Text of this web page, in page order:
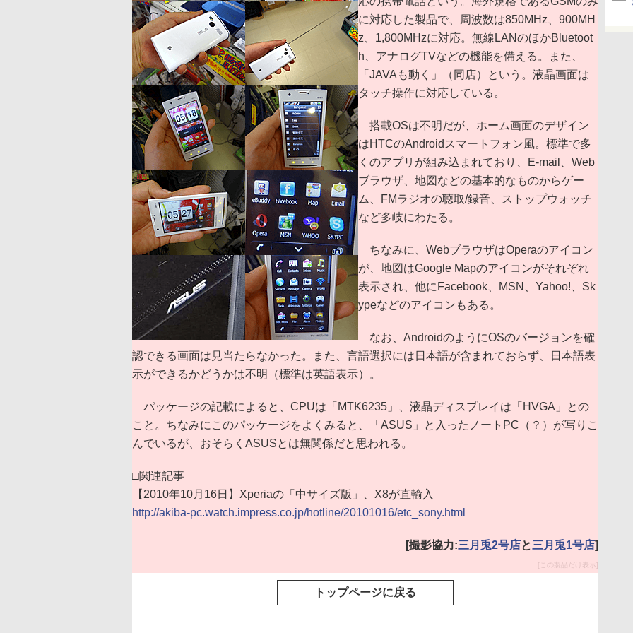
に対応した製品で、周波数は850MHz、900MH
z、1,800MHzに対応。無線LANのほかBluetoot
h、アナログTVなどの機能を備える。また、
「JAVAも動く」（同店）という。液晶画面は
タッチ操作に対応している。
搭載OSは不明だが、ホーム画面のデザイン
はHTCのAndroidスマートフォン風。標準で多
くのアプリが組み込まれており、E-mail、Web
ブラウザ、地図などの基本的なものからゲー
ム、FMラジオの聴取/録音、ストップウォッチ
など多岐にわたる。
ちなみに、WebブラウザはOperaのアイコン
が、地図はGoogle Mapのアイコンがそれぞれ
表示され、他にFacebook、MSN、Yahoo!、Sk
ypeなどのアイコンもある。
なお、AndroidのようにOSのバージョンを確
認できる画面は見当たらなかった。また、言語選択には日本語が含まれておらず、日本語表
示ができるかどうかは不明（標準は英語表示）。
パッケージの記載によると、CPUは「MTK6235」、液晶ディスプレイは「HVGA」との
こと。ちなみにこのパッケージをよくみると、「ASUS」と入ったノートPC（？）が写りこ
んでいるが、おそらくASUSとは無関係だと思われる。
□関連記事
【2010年10月16日】Xperiaの「中サイズ版」、X8が直輸入
http://akiba-pc.watch.impress.co.jp/hotline/20101016/etc_sony.html
[撮影協力:三月兎2号店と三月兎1号店]
[この製品だけ表示]
トップページに戻る